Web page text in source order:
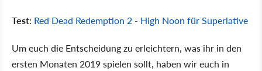
Test: Red Dead Redemption 2 - High Noon für Superlative
Um euch die Entscheidung zu erleichtern, was ihr in den
ersten Monaten 2019 spielen sollt, haben wir euch in